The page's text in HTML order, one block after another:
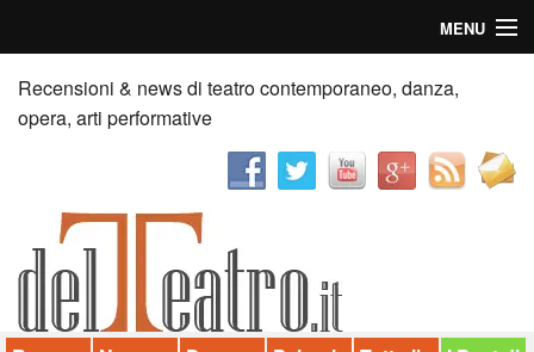
MENU
Home
Recensioni
News
Palazzi consiglia
Recensioni & news di teatro contemporaneo, danza,
opera, arti performative